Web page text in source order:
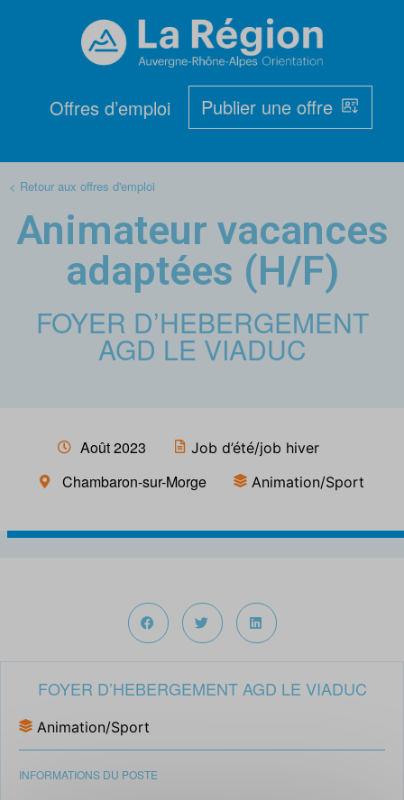
Offres d’emploi Publier une offre
< Retour aux offres d'emploi
Animateur vacances
adaptées (H/F)
FOYER D’HEBERGEMENT
AGD LE VIADUC
Août 2023 Job d’été/job hiver
Chambaron-sur-Morge Animation/Sport
FOYER D’HEBERGEMENT AGD LE VIADUC
Animation/Sport
INFORMATIONS DU POSTE